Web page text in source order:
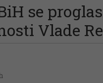
se
Vlade